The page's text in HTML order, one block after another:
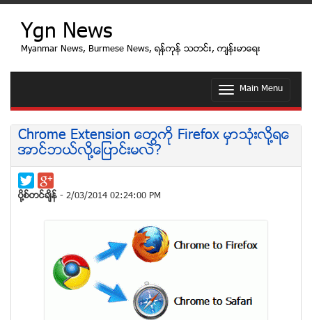
Ygn News
Myanmar News, Burmese News, ရန္ကုန္ သတင္း, က်န္းမာေရး
T
g
l
n
t
i
Main Menu
Chrome Extension ေတြကို Firefox မွာသံုးလို႔ရေ
အာင္ဘယ္လို႔ေျပာင္းမလဲ?
ပုိ႔စ္တင္ခ်ိန္ - 2/03/2014 02:24:00 PM